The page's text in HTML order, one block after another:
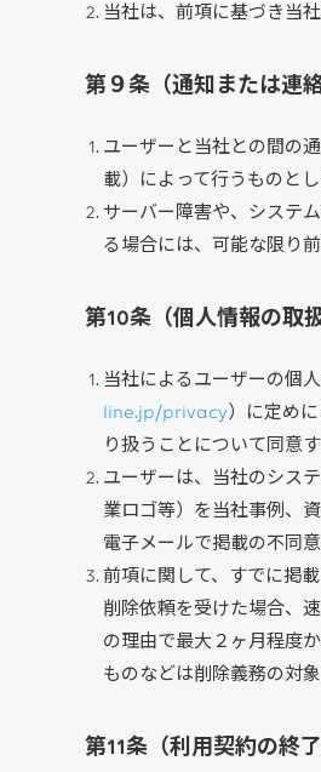
当社は、前項に基づき当
第９条（通知または連絡
ユーザーと当社との間の
載）によって行うものとし
サーバー障害や、システ
る場合には、可能な限り
第10条（個人情報の取扱
当社によるユーザーの個
line.jp/privacy）に定め
り扱うことについて同意
ユーザーは、当社のシス
業ロゴ等）を当社事例、
電子メールで掲載の不同
前項に関して、すでに掲
削除依頼を受けた場合、
の理由で最大２ヶ月程度
ものなどは削除義務の対
第11条（利用契約の終了